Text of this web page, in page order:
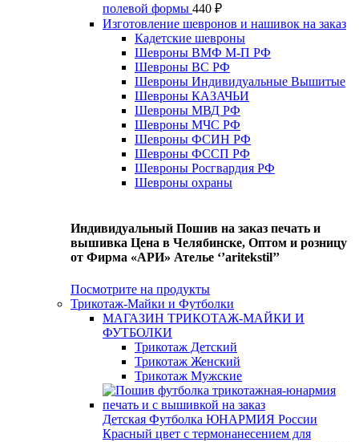
полевой формы 440 ₽
Изготовление шевронов и нашивок на заказ
Кадетские шевроны
Шевроны ВМФ М-П РФ
Шевроны ВС РФ
Шевроны Индивидуальные Вышитые
Шевроны КАЗАЧЬИ
Шевроны МВД РФ
Шевроны МЧС РФ
Шевроны ФСИН РФ
Шевроны ФССП РФ
Шевроны Росгвардия РФ
Шевроны охраны
Индивидуальный Пошив на заказ печать и
вышивка Цена в Челябинске, Оптом и розницу
от Фирма «АРИ» Ателье ‘’aritekstil’’
Посмотрите на продукты
Трикотаж-Майки и Футболки
МАГАЗИН ТРИКОТАЖ-МАЙКИ И
ФУТБОЛКИ
Трикотаж Детский
Трикотаж Женский
Трикотаж Мужские
Детская Футболка ЮНАРМИЯ России
Красный цвет с термонанесением для